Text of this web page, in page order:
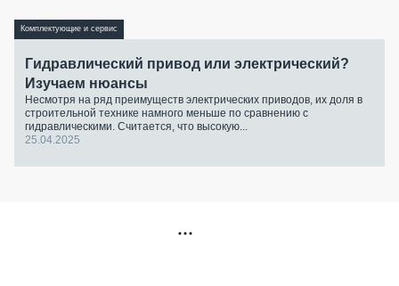
Комплектующие и сервис
Гидравлический привод или электрический?
Изучаем нюансы
Несмотря на ряд преимуществ электрических приводов, их доля в
строительной технике намного меньше по сравнению с
гидравлическими. Считается, что высокую...
25.04.2025